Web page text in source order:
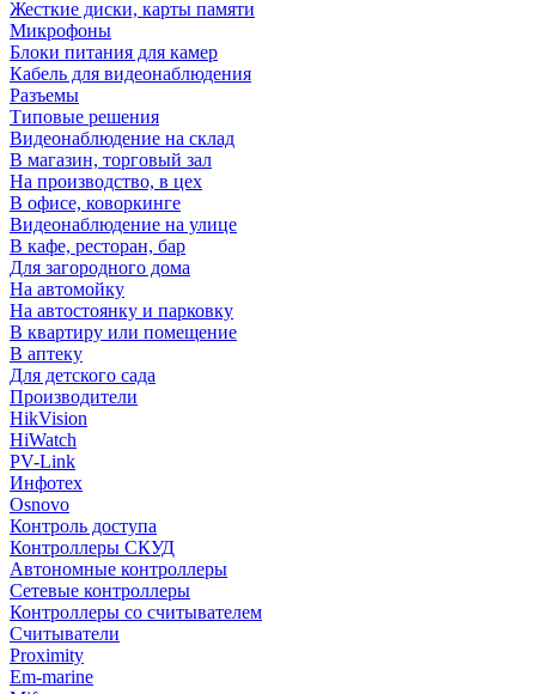
Жесткие диски, карты памяти
Микрофоны
Блоки питания для камер
Кабель для видеонаблюдения
Разъемы
Типовые решения
Видеонаблюдение на склад
В магазин, торговый зал
На производство, в цех
В офисе, коворкинге
Видеонаблюдение на улице
В кафе, ресторан, бар
Для загородного дома
На автомойку
На автостоянку и парковку
В квартиру или помещение
В аптеку
Для детского сада
Производители
HikVision
HiWatch
PV-Link
Инфотех
Osnovo
Контроль доступа
Контроллеры СКУД
Автономные контроллеры
Сетевые контроллеры
Контроллеры со считывателем
Считыватели
Proximity
Em-marine